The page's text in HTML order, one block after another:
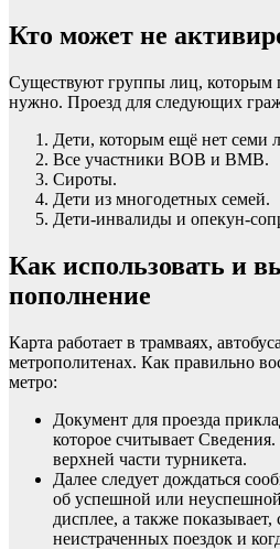
Кто может не
Существуют группы лиц, которым
нужно. Проезд для следующих
Дети, которым ещё нет семи
Все участники ВОВ и ВМВ.
Сироты.
Дети из многодетных семей.
Дети-инвалиды и опекун-
Как использовать и
пополнение
Карта работает в трамваях,
метрополитенах. Как правильно
метро:
Документ для проезда
которое считывает
верхней части турникета.
Далее следует дождаться
об успешной или
дисплее, а также показывает,
неистраченных поездок и